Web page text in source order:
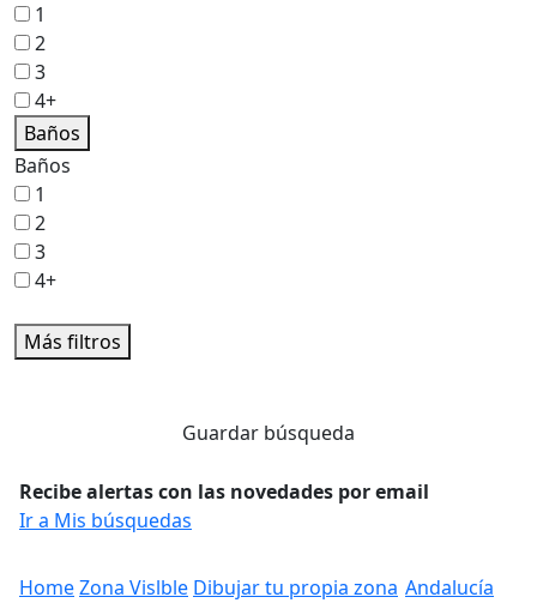
1
2
3
4+
Baños
Baños
1
2
3
4+
Más filtros
Guardar búsqueda
Recibe alertas con las novedades por email
Ir a Mis búsquedas
HomeZona Vislble Dibujar tu propia zona Andalucía